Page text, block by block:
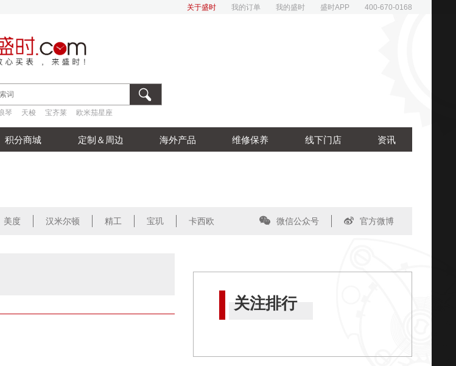
关于盛时 我的订单 我的盛时 盛时APP 400-670-0168
琴
琴 天梭 宝齐莱 欧米茄星座
积分商城 定制＆周边 海外产品 维修保养 线下门店 资讯
美度 汉米尔顿 精工 宝玑 卡西欧 微信公众号 官方微博
关注排行